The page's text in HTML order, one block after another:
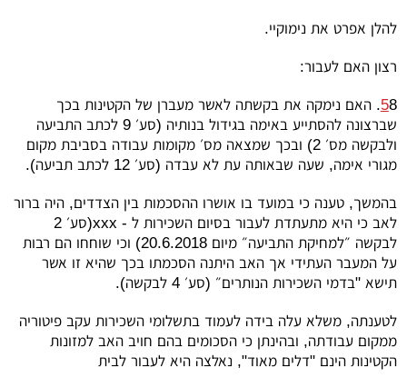
להלן אפרט את נימוקיי.
רצון האם לעבור:
58. האם נימקה את בקשתה לאשר מעברן של הקטינות בכך
שברצונה להסתייע באימה בגידול בנותיה (סע׳ 9 לכתב התביעה
ולבקשה מס׳ 2) ובכך שמצאה מס׳ מקומות עבודה בסביבת מקום
מגורי אימה, שעה שבאותה עת לא עבדה (סע׳ 12 לכתב תביעה).
בהמשך, טענה כי במועד בו אושרו ההסכמות בין הצדדים, היה ברור
לאב כי היא מתעתדת לעבור בסיום השכירות ל - xxx
(סע׳ 2
לבקשה ״למחיקת התביעה״ מיום 20.6.2018) וכי שוחחו הם רבות
על המעבר העתידי אך האב היתנה הסכמתו בכך שהיא זו אשר
תישא "בדמי השכירות הנותרים״ (סע׳ 4 לבקשה).
לטענתה, משלא עלה בידה לעמוד בתשלומי השכירות עקב פיטוריה
ממקום עבודתה, ובהינתן כי הסכומים בהם חויב האב למזונות
הקטינות הינם "דלים מאוד", נאלצה היא לעבור לבית